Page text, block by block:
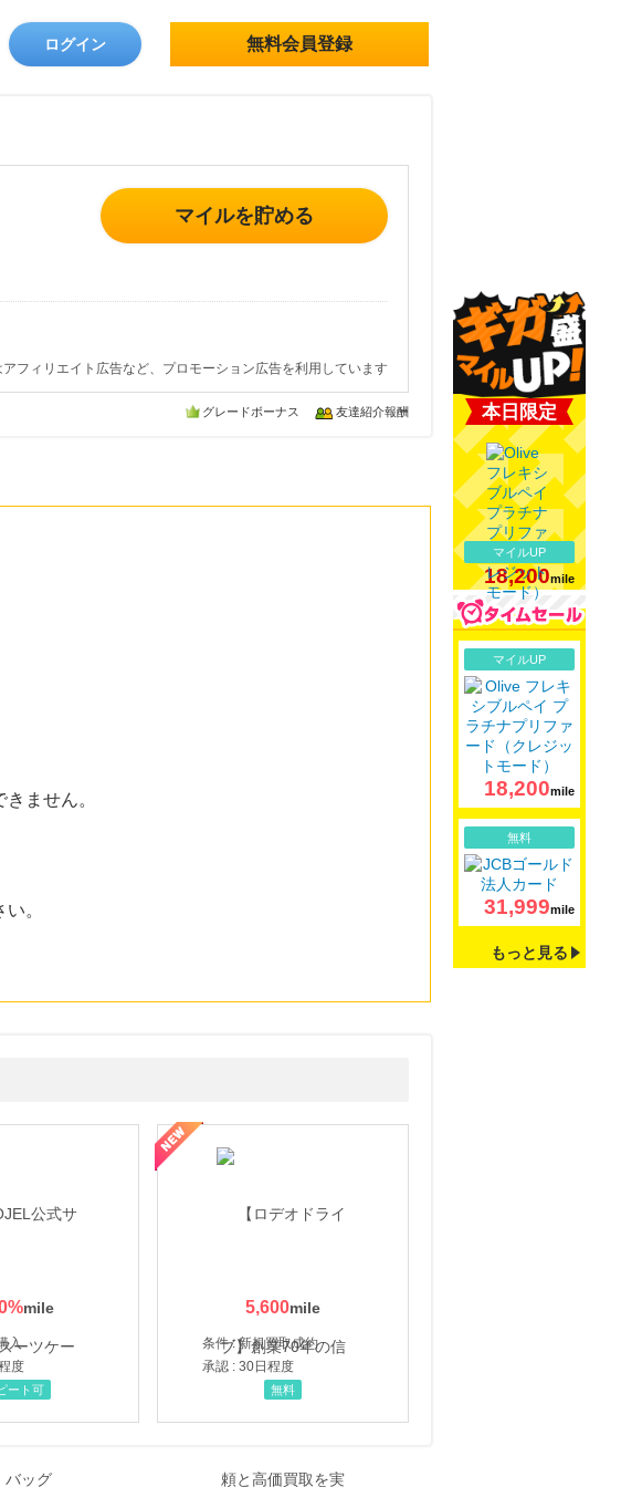
ログイン 無料会員登録
マイルを貯める
フィリエイト広告など、プロモーション広告を利用しています
グレードボーナス 友達紹介報酬
ません。
。
%
入
度
ート可
5,600
条件 : 新規買取成約
承認 : 30日程度
定
無料
本日限定
マイルUP
18,200mile
マイルUP
18,200mile
無料
31,999mile
もっと見る